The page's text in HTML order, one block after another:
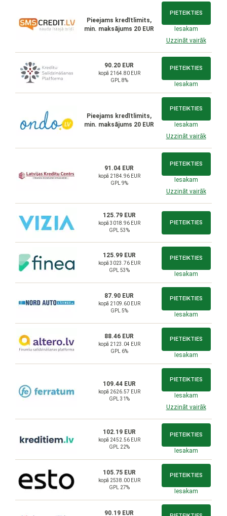
Pieejams kredītlimits,
min. maksājums 20 EUR
PIETEIKTIES
Iesakam
Uzzināt vairāk
90.20 EUR
kopā 2164.80 EUR
GPL 8%
PIETEIKTIES
Iesakam
Pieejams kredītlimits,
min. maksājums 20 EUR
PIETEIKTIES
Iesakam
Uzzināt vairāk
91.04 EUR
kopā 2184.96 EUR
GPL 9%
PIETEIKTIES
Iesakam
Uzzināt vairāk
125.79 EUR
kopā 3018.96 EUR
GPL 53%
PIETEIKTIES
125.99 EUR
kopā 3023.76 EUR
GPL 53%
PIETEIKTIES
Iesakam
87.90 EUR
kopā 2109.60 EUR
GPL 5%
PIETEIKTIES
Iesakam
88.46 EUR
kopā 2123.04 EUR
GPL 6%
PIETEIKTIES
Iesakam
109.44 EUR
kopā 2626.57 EUR
GPL 31%
PIETEIKTIES
Iesakam
Uzzināt vairāk
102.19 EUR
kopā 2452.56 EUR
GPL 22%
PIETEIKTIES
Iesakam
105.75 EUR
kopā 2538.00 EUR
GPL 27%
PIETEIKTIES
Iesakam
90.19 EUR